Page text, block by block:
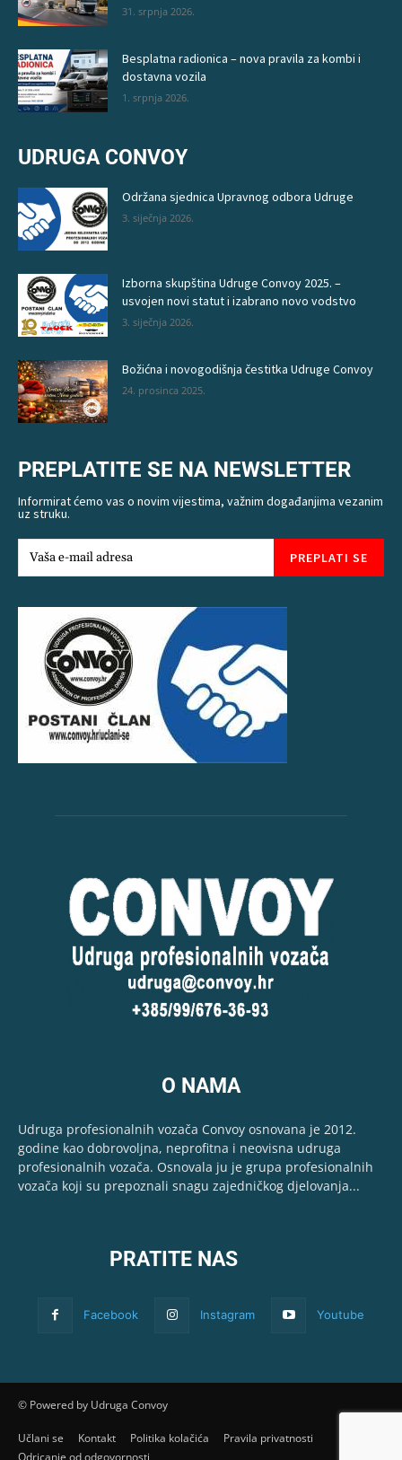
31. srpnja 2026.
Besplatna radionica – nova pravila za kombi i
dostavna vozila
1. srpnja 2026.
UDRUGA CONVOY
Održana sjednica Upravnog odbora Udruge
3. siječnja 2026.
Izborna skupština Udruge Convoy 2025. –
usvojen novi statut i izabrano novo vodstvo
3. siječnja 2026.
Božićna i novogodišnja čestitka Udruge Convoy
24. prosinca 2025.
PREPLATITE SE NA NEWSLETTER
Informirat ćemo vas o novim vijestima, važnim događanjima vezanim
uz struku.
PREPLATI SE
O NAMA
Udruga profesionalnih vozača Convoy osnovana je 2012.
godine kao dobrovoljna, neprofitna i neovisna udruga
profesionalnih vozača. Osnovala ju je grupa profesionalnih
vozača koji su prepoznali snagu zajedničkog djelovanja...
PRATITE NAS
Facebook Instagram Youtube
© Powered by Udruga Convoy
Učlani se Kontakt Politika kolačića
Pravila privatnosti
Odricanje od odgovornosti